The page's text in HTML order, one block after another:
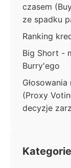
czasem
ze spadku
Ranking
Big Short -
Burry'ego
(Proxy
decyzje
Kategorie